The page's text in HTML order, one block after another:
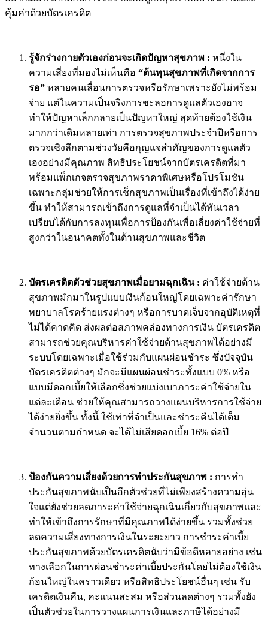
คุ้มค่าด้วยบัตรเครดิต
รู้จักร่างกายตัวเองก่อนจะเกิดปัญหาสุขภาพ : หนึ่งใน
ความเสี่ยงที่มองไม่เห็นคือ “ต้นทุนสุขภาพที่เกิดจากการ
รอ” หลายคนเลื่อนการตรวจหรือรักษาเพราะยังไม่พร้อม
จ่าย แต่ในความเป็นจริงการชะลอการดูแลตัวเองอาจ
ทำให้ปัญหาเล็กกลายเป็นปัญหาใหญ่ สุดท้ายต้องใช้เงิน
มากกว่าเดิมหลายเท่า การตรวจสุขภาพประจำปีหรือการ
ตรวจเชิงลึกตามช่วงวัยคือกุญแจสำคัญของการดูแลตัว
เองอย่างมีคุณภาพ สิทธิประโยชน์จากบัตรเครดิตที่มา
พร้อมแพ็กเกจตรวจสุขภาพราคาพิเศษหรือโปรโมชัน
เฉพาะกลุ่มช่วยให้การเช็กสุขภาพเป็นเรื่องที่เข้าถึงได้ง่าย
ขึ้น ทำให้สามารถเข้าถึงการดูแลที่จำเป็นได้ทันเวลา
เปรียบได้กับการลงทุนเพื่อการป้องกันเพื่อเลี่ยงค่าใช้จ่ายที่
สูงกว่าในอนาคตทั้งในด้านสุขภาพและชีวิต
บัตรเครดิตตัวช่วยสุขภาพเมื่อยามฉุกเฉิน : ค่าใช้จ่ายด้าน
สุขภาพมักมาในรูปแบบเงินก้อนใหญ่โดยเฉพาะค่ารักษา
พยาบาลโรคร้ายแรงต่างๆ หรือการบาดเจ็บจากอุบัติเหตุที่
ไม่ได้คาดคิด ส่งผลต่อสภาพคล่องทางการเงิน บัตรเครดิต
สามารถช่วยคุณบริหารค่าใช้จ่ายด้านสุขภาพได้อย่างมี
ระบบโดยเฉพาะเมื่อใช้ร่วมกับแผนผ่อนชำระ ซึ่งปัจจุบัน
บัตรเครดิตต่างๆ มักจะมีแผนผ่อนชำระทั้งแบบ 0% หรือ
แบบมีดอกเบี้ยให้เลือกซึ่งช่วยแบ่งเบาภาระค่าใช้จ่ายใน
แต่ละเดือน ช่วยให้คุณสามารถวางแผนบริหารการใช้จ่าย
ได้ง่ายยิ่งขึ้น ทั้งนี้ ใช้เท่าที่จำเป็นและชำระคืนได้เต็ม
จำนวนตามกำหนด จะได้ไม่เสียดอกเบี้ย 16% ต่อปี
ป้องกันความเสี่ยงด้วยการทำประกันสุขภาพ : การทำ
ประกันสุขภาพนับเป็นอีกตัวช่วยที่ไม่เพียงสร้างความอุ่น
ใจแต่ยังช่วยลดภาระค่าใช้จ่ายฉุกเฉินเกี่ยวกับสุขภาพและ
ทำให้เข้าถึงการรักษาที่มีคุณภาพได้ง่ายขึ้น รวมทั้งช่วย
ลดความเสี่ยงทางการเงินในระยะยาว การชำระค่าเบี้ย
ประกันสุขภาพด้วยบัตรเครดิตนับว่ามีข้อดีหลายอย่าง เช่น
ทางเลือกในการผ่อนชำระค่าเบี้ยประกันโดยไม่ต้องใช้เงิน
ก้อนใหญ่ในคราวเดียว หรือสิทธิประโยชน์อื่นๆ เช่น รับ
เครดิตเงินคืน, คะแนนสะสม หรือส่วนลดต่างๆ รวมทั้งยัง
เป็นตัวช่วยในการวางแผนการเงินและภาษีได้อย่างมี